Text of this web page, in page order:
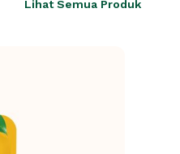
Lihat Semua Produk